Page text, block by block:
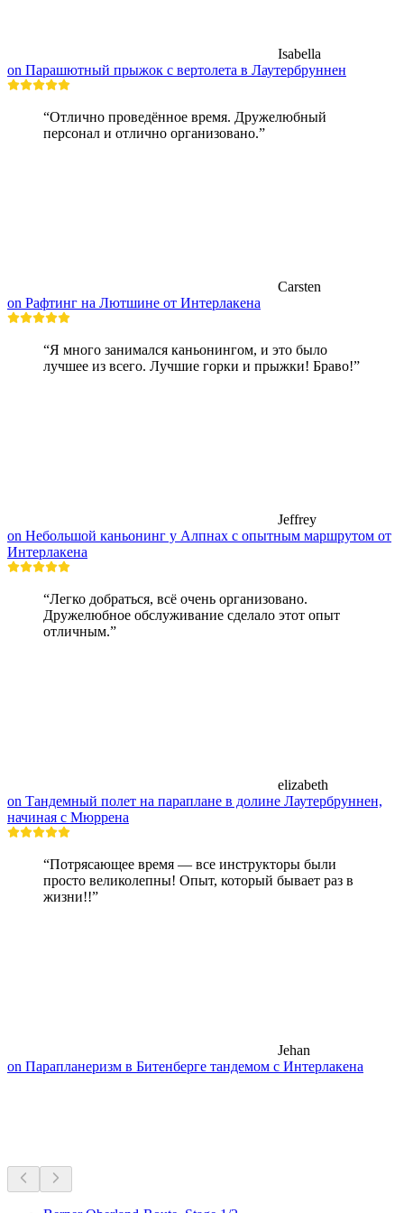
Isabella
on Парашютный прыжок с вертолета в Лаутербруннен
“Отлично проведённое время. Дружелюбный
персонал и отлично организовано.”
Carsten
on Рафтинг на Лютшине от Интерлакена
“Я много занимался каньонингом, и это было
лучшее из всего. Лучшие горки и прыжки! Браво!”
Jeffrey
on Небольшой каньонинг у Алпнах с опытным маршрутом от
Интерлакена
“Легко добраться, всё очень организовано.
Дружелюбное обслуживание сделало этот опыт
отличным.”
elizabeth
on Тандемный полет на параплане в долине Лаутербруннен,
начиная с Мюррена
“Потрясающее время — все инструкторы были
просто великолепны! Опыт, который бывает раз в
жизни!!”
Jehan
on Парапланеризм в Битенберге тандемом с Интерлакена